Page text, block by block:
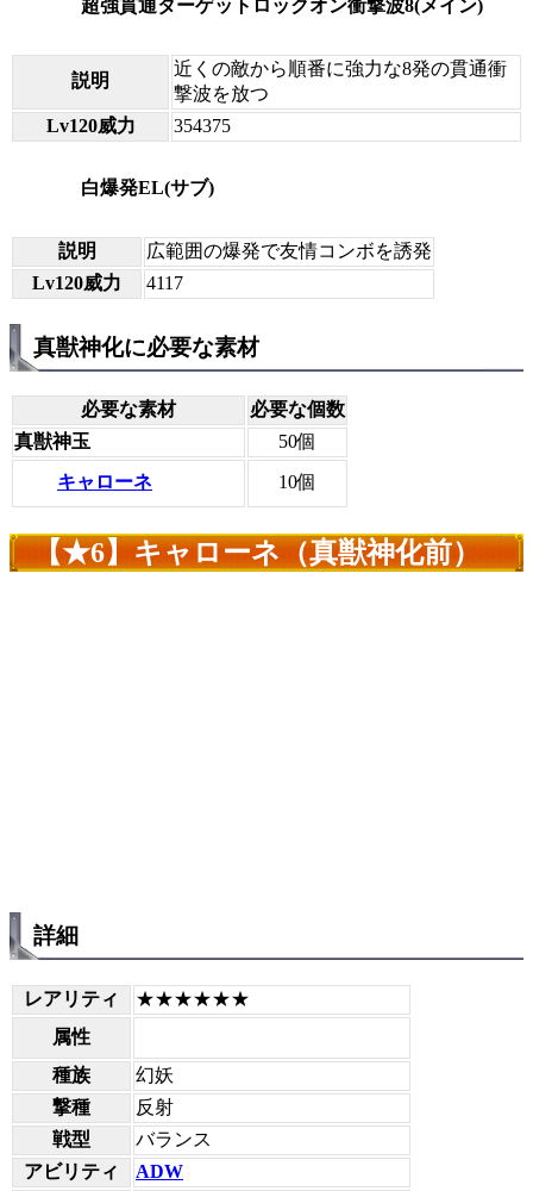
超強貫通ターゲットロックオン衝撃波8(メイン)
説明
近くの敵から順番に強力な8発の貫通衝
撃波を放つ
Lv120威力
354375
白爆発EL(サブ)
説明
広範囲の爆発で友情コンボを誘発
Lv120威力
4117
真獣神化に必要な素材
必要な素材
必要な個数
真獣神玉
50個
キャローネ
10個
【★6】キャローネ（真獣神化前）
詳細
レアリティ
★★★★★★
属性
種族
幻妖
撃種
反射
戦型
バランス
アビリティ
ADW